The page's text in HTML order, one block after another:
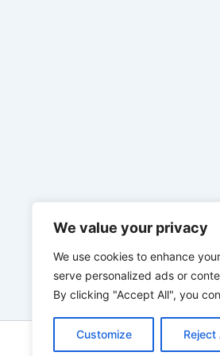
We value your privacy
We use cookies to enhance
serve personalized ads or
By clicking "Accept All", you
Customize Reject